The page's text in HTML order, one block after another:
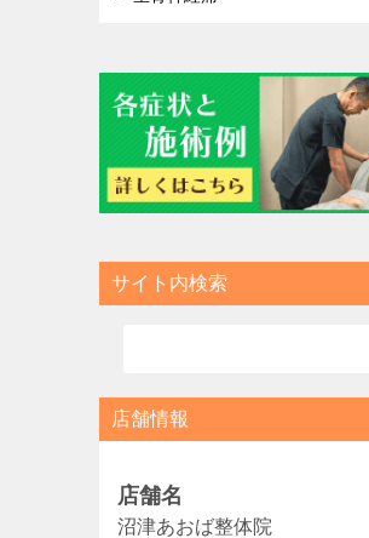
サイト内検索
店舗情報
店舗名
沼津あおば整体院